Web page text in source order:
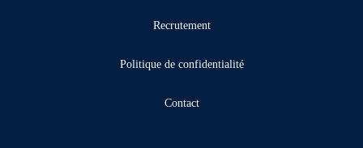
Recrutement
Politique de confidentialité
Contact